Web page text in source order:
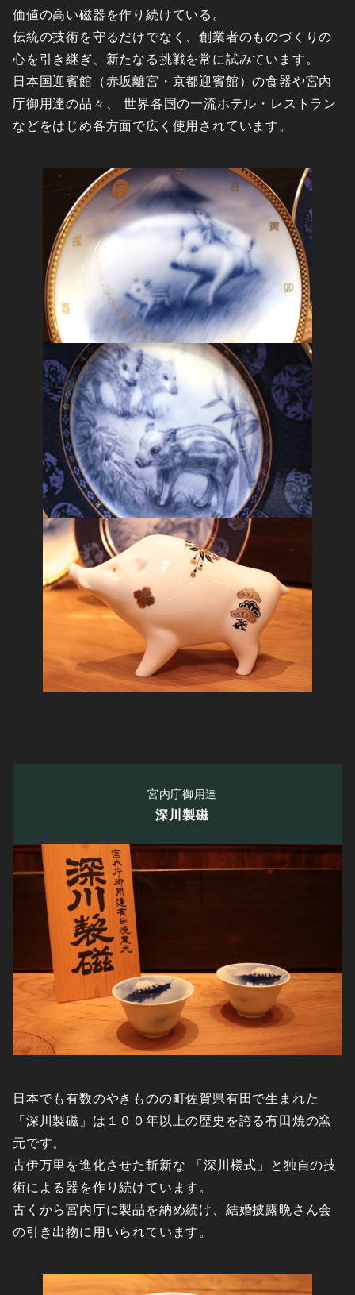
価値の高い磁器を作り続けている。
伝統の技術を守るだけでなく、創業者のものづくりの
心を引き継ぎ、新たなる挑戦を常に試みています。
日本国迎賓館（赤坂離宮・京都迎賓館）の食器や宮内
庁御用達の品々、 世界各国の一流ホテル・レストラン
などをはじめ各方面で広く使用されています。
宮内庁御用達
深川製磁
日本でも有数のやきものの町佐賀県有田で生まれた
「深川製磁」は１００年以上の歴史を誇る有田焼の窯
元です。
古伊万里を進化させた斬新な 「深川様式」と独自の技
術による器を作り続けています。
古くから宮内庁に製品を納め続け、結婚披露晩さん会
の引き出物に用いられています。